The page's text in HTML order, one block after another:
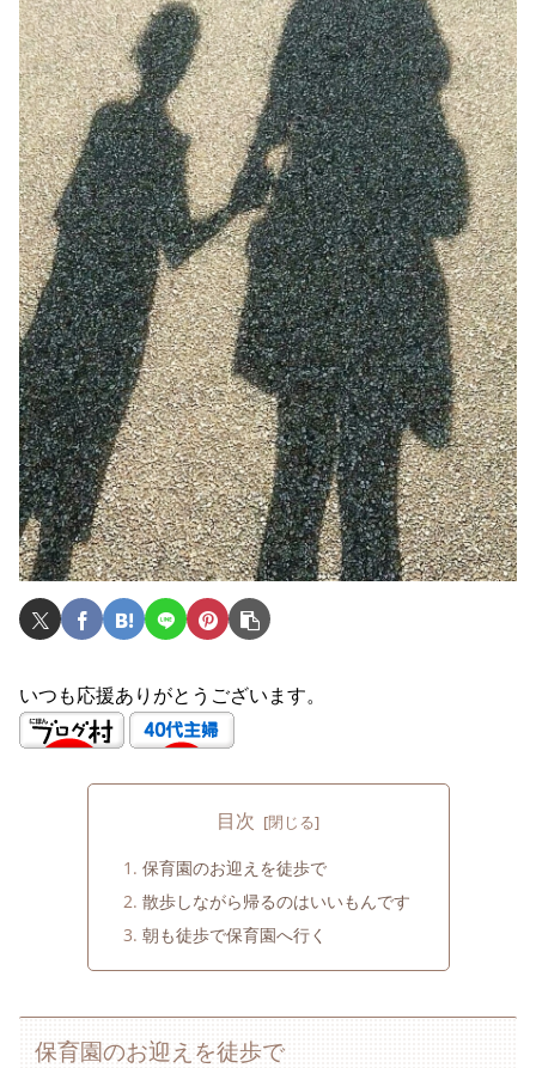
いつも応援ありがとうございます。
目次
保育園のお迎えを徒歩で
散歩しながら帰るのはいいもんです
朝も徒歩で保育園へ行く
保育園のお迎えを徒歩で